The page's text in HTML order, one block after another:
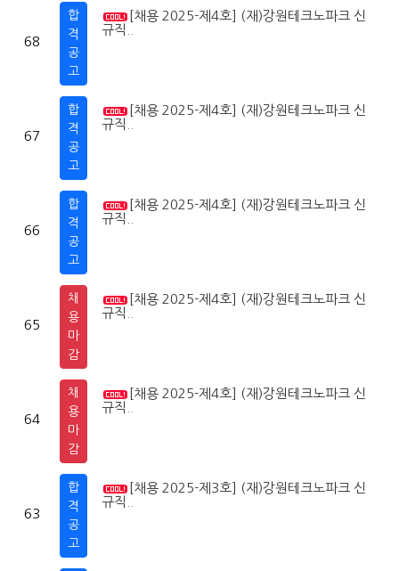
68
합
격
공
고
[채용 2025-제4호] (재)강원테크노파크 신
규직..
67
합
격
공
고
[채용 2025-제4호] (재)강원테크노파크 신
규직..
66
합
격
공
고
[채용 2025-제4호] (재)강원테크노파크 신
규직..
65
채
용
마
감
[채용 2025-제4호] (재)강원테크노파크 신
규직..
64
채
용
마
감
[채용 2025-제4호] (재)강원테크노파크 신
규직..
63
합
격
공
고
[채용 2025-제3호] (재)강원테크노파크 신
규직..